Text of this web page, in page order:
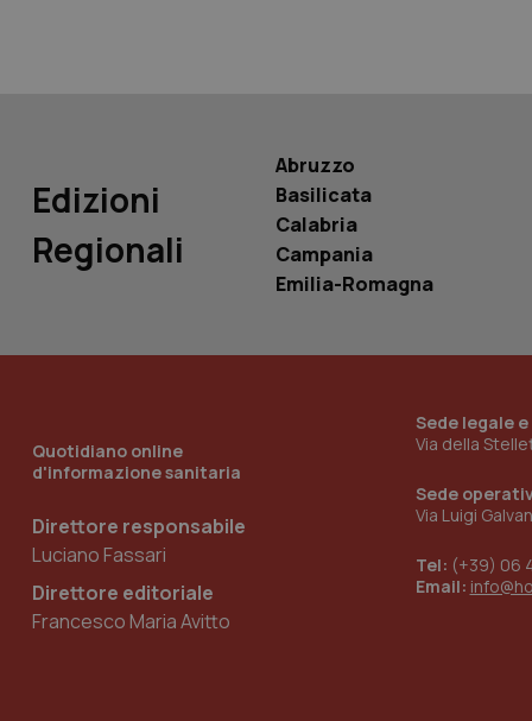
Edizioni
Regionali
Abruzzo
Basilicata
Calabria
Campania
Emilia-Romagna
Quotidiano online
d'informazione sanitaria
Direttore responsabile
Luciano Fassari
Direttore editoriale
Francesco Maria Avitto
Sede legale
Via della
Sede
Via Luigi
Tel: (+39) 06
Email:
_ga_KM60CM4NPH
_ga_0VMQEQKQ1N
__Secure-YNID